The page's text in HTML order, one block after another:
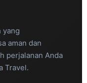
yang
aman dan
perjalanan Anda
Travel.